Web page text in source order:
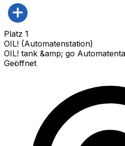
Platz 1
OIL! (Automatenstation)
OIL! tank &amp; go
Geöffnet